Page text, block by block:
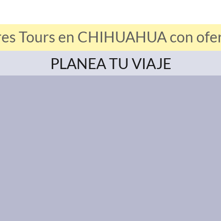
Tours en CHIHUAHUA con
PLANEA TU VIAJE